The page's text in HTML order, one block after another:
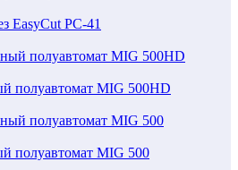
EasyCut PC-41
полуавтомат MIG 500HD
полуавтомат MIG 500